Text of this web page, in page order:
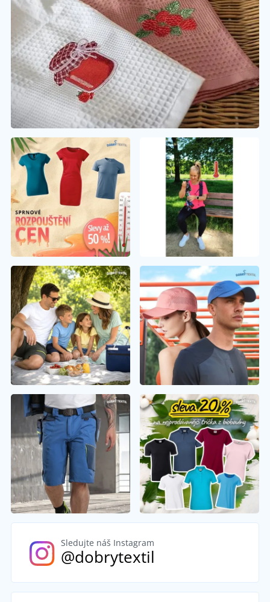
Sledujte náš Instagram
@dobrytextil